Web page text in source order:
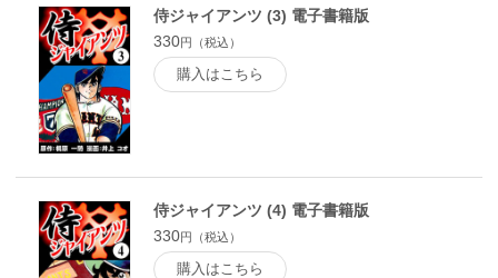
侍ジャイアンツ (3) 電子書籍版
330円（税込）
購入はこちら
侍ジャイアンツ (4) 電子書籍版
330円（税込）
購入はこちら